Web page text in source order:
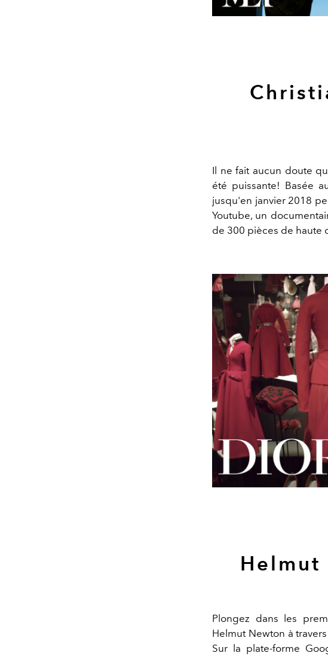
Il ne fait aucun doute
été puissante! Basée
jusqu'en janvier 2018
Youtube, un
de 300 pièces de haute
Helmut
Plongez dans les
Helmut Newton à
Sur la plate-forme